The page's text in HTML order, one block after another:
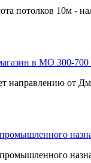
потолков 10м -
в МО 300-700
направлению от